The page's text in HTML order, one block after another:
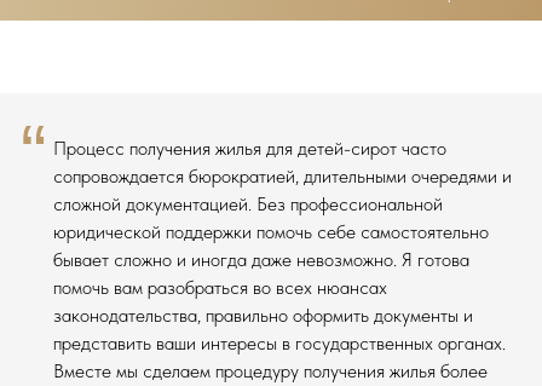
“ Процесс получения жилья для детей-сирот часто
сопровождается бюрократией, длительными очередями и
сложной документацией. Без профессиональной
юридической поддержки помочь себе самостоятельно
бывает сложно и иногда даже невозможно. Я готова
помочь вам разобраться во всех нюансах
законодательства, правильно оформить документы и
представить ваши интересы в государственных органах.
Вместе мы сделаем процедуру получения жилья более